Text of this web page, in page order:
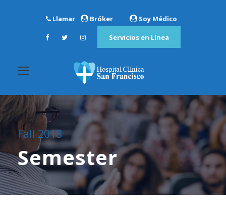
Llamar Bróker Soy Médico
Servicios en Línea
Fall 2018
Semester